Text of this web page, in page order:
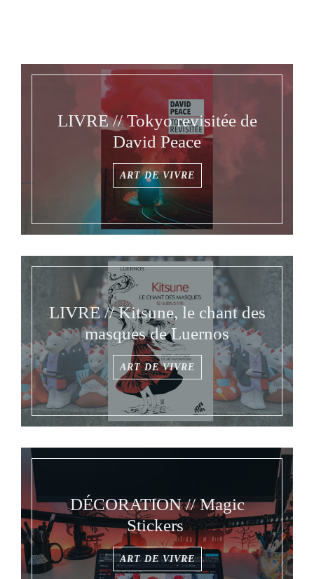
LIVRE // Tokyo revisitée de
David Peace
ART DE VIVRE
LIVRE // Kitsune, le chant des
masques de Luernos
ART DE VIVRE
DÉCORATION // Magic
Stickers
ART DE VIVRE